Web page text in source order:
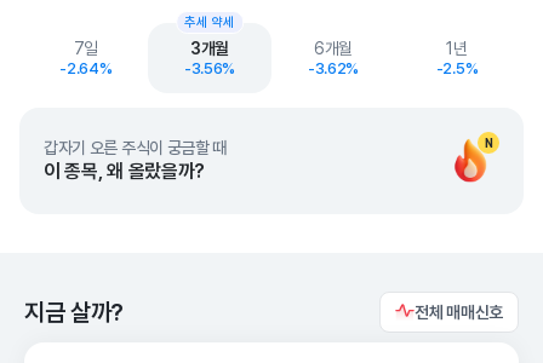
End of interactive chart.
7일
-2.64%
3개월
-3.56%
추세 약세
6개월
-3.62%
1년
-2.5%
N
갑자기 오른 주식이 궁금할 때
이 종목, 왜 올랐을까?
지금 살까? 전체 매매신호